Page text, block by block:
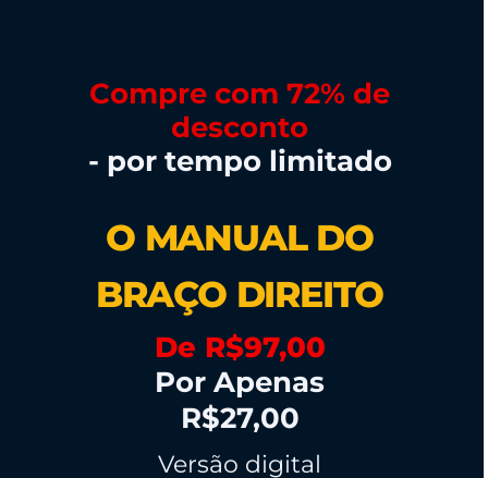
Compre com 72% de
desconto
- por tempo limitado
O MANUAL DO
BRAÇO DIREITO
De R$97,00
Por Apenas
R$27,00
Versão digital